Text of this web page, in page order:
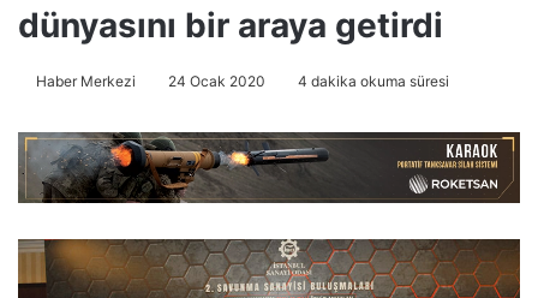
dünyasını bir araya getirdi
Haber Merkezi 24 Ocak 2020 4 dakika okuma süresi